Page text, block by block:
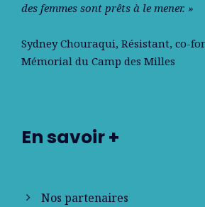
des femmes sont prêts à le mener. »
Sydney Chouraqui, Résistant, co-
Mémorial du Camp des Milles
En savoir +
Nos partenaires